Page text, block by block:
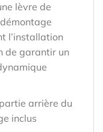
lèvre de
l’installation
de garantir un
arrière du
inclus